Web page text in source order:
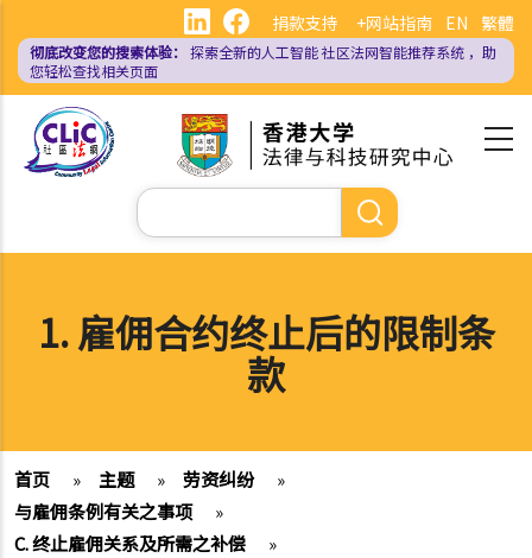
主
EN 繁體
捐款支持 +网站指南
彻底改变您的搜索体验： 探索全新的人工智能社区法网智能推荐系统 ，助
您轻松查找相关页面
搜
索
1. 雇佣合约终止后的限制条
款
首页 » 主题 » 劳资纠纷
»
与雇佣条例有关之事项
»
C. 终止雇佣关系及所需之补偿
»